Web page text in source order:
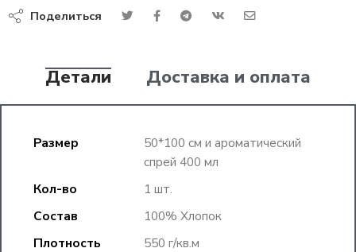
Поделиться
Детали Доставка и оплата
Размер
50*100 см и ароматический
спрей 400 мл
Кол-во
1 шт.
Состав
100% Хлопок
Плотность
550 г/кв.м